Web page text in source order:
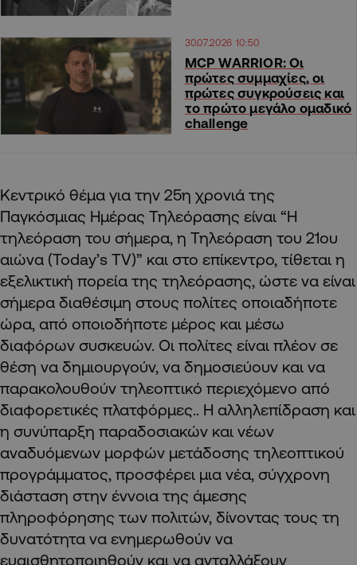
30.07.2026 10:50
MCP WARRIOR: Οι
πρώτες συμμαχίες, οι
πρώτες συγκρούσεις και
το πρώτο μεγάλο ομαδικό
challenge
Κεντρικό θέμα για την 25η χρονιά της
Παγκόσμιας Ημέρας Τηλεόρασης είναι “Η
τηλεόραση του σήμερα, η Τηλεόραση του 21ου
αιώνα (Today’s TV)” και στο επίκεντρο, τίθεται η
εξελικτική πορεία της τηλεόρασης, ώστε να είναι
σήμερα διαθέσιμη στους πολίτες οποιαδήποτε
ώρα, από οποιοδήποτε μέρος και μέσω
διαφόρων συσκευών. Οι πολίτες είναι πλέον σε
θέση να δημιουργούν, να δημοσιεύουν και να
παρακολουθούν τηλεοπτικό περιεχόμενο από
διαφορετικές πλατφόρμες.. Η αλληλεπίδραση και
η συνύπαρξη παραδοσιακών και νέων
αναδυόμενων μορφών μετάδοσης τηλεοπτικού
προγράμματος, προσφέρει μια νέα, σύγχρονη
διάσταση στην έννοια της άμεσης
πληροφόρησης των πολιτών, δίνοντας τους τη
δυνατότητα να ενημερωθούν να
ευαισθητοποιηθούν και να ανταλλάξουν